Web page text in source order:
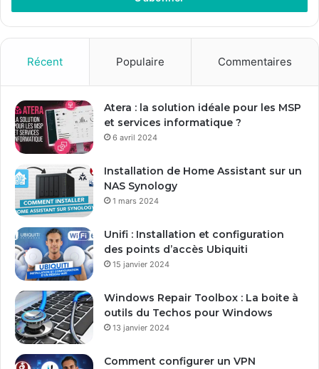
e
z
r
e
a
d
s
e
m
a
Récent Populaire Commentaires
Atera : la solution idéale pour les MSP
et services informatique ?
6 avril 2024
Installation de Home Assistant sur un
NAS Synology
1 mars 2024
Unifi : Installation et configuration
des points d’accès Ubiquiti
15 janvier 2024
Windows Repair Toolbox : La boite à
outils du Techos pour Windows
13 janvier 2024
Comment configurer un VPN